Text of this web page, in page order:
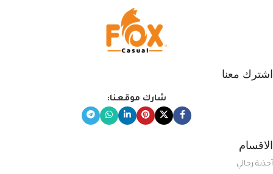
اشترك معنا
شارك موقعنا:
الاقسام
أحذية رجالي